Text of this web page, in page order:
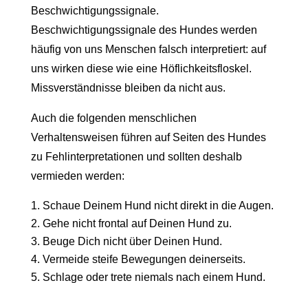
Beschwichtigungssignale.
Beschwichtigungssignale des Hundes werden
häufig von uns Menschen falsch interpretiert: auf
uns wirken diese wie eine Höflichkeitsfloskel.
Missverständnisse bleiben da nicht aus.
Auch die folgenden menschlichen
Verhaltensweisen führen auf Seiten des Hundes
zu Fehlinterpretationen und sollten deshalb
vermieden werden:
Schaue Deinem Hund nicht direkt in die Augen.
Gehe nicht frontal auf Deinen Hund zu.
Beuge Dich nicht über Deinen Hund.
Vermeide steife Bewegungen deinerseits.
Schlage oder trete niemals nach einem Hund.